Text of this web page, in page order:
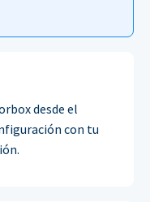
desde el
con tu